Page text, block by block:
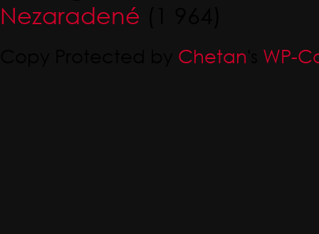
Nezaradené
Chetan WP-